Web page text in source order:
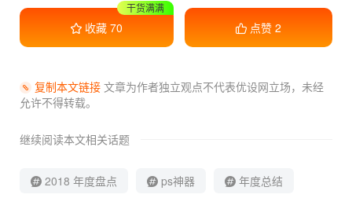
收藏 70
干货满满
点赞 2
复制本文链接文章为作者独立观点不代表优设网立场， 未经
允许不得转载。
继续阅读本文相关话题
2018 年度盘点 ps神器 年度总结